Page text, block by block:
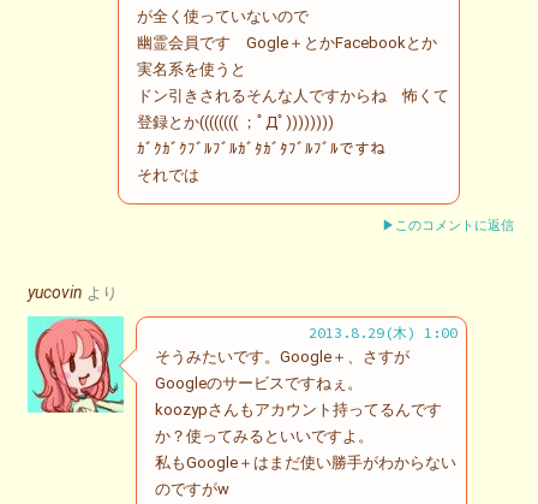
が全く使っていないので
幽霊会員です Gogle＋とかFacebookとか
実名系を使うと
ドン引きされるそんな人ですからね 怖くて
登録とか(((((((( ；ﾟДﾟ))))))))
ｶﾞｸｶﾞｸﾌﾞﾙﾌﾞﾙｶﾞﾀｶﾞﾀﾌﾞﾙﾌﾞﾙですね
それでは
▶このコメントに返信
yucovin より
2013.8.29(木) 1:00
そうみたいです。Google＋、さすが
Googleのサービスですねぇ。
koozypさんもアカウント持ってるんです
か？使ってみるといいですよ。
私もGoogle＋はまだ使い勝手がわからない
のですがw